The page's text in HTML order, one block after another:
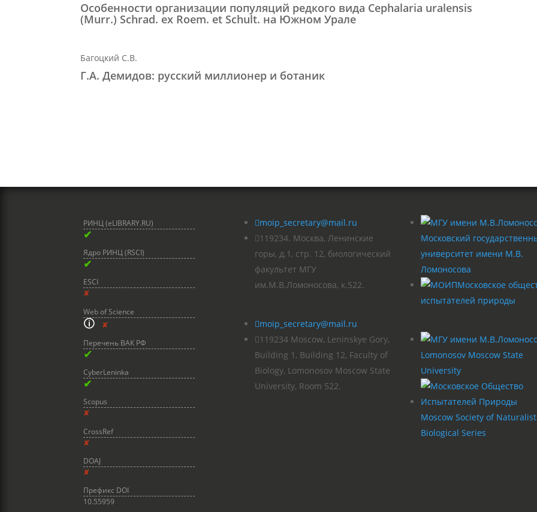
Особенности организации популяций редкого вида Cephalaria uralensis
(Murr.) Schrad. ex Roem. et Schult. на Южном Урале
Багоцкий С.В.
Г.А. Демидов: русский миллионер и ботаник
РИНЦ (eLIBRARY.RU)
✔
Ядро РИНЦ (RSCI)
✔
ESCI
✘
Web of Science
🛈 ✘
Перечень ВАК РФ
✔
CyberLeninka
✔
Scopus
✘
CrossRef
✘
DOAJ
✘
Префикс DOI
10.55959
moip_secretary@mail.ru
119234. Москва, Ленинские
горы, д.1, стр. 12, биологический
факультет МГУ
им.М.В.Ломоносова, к.522.
moip_secretary@mail.ru
119234 Moscow, Leninskye Gory,
Building 1, Building 12, Faculty of
Biology, Lomonosov Moscow State
University, Room 522.
Московский
университет имени М.В.
Ломоносова
Московское
испытателей природы
Lomonosov Moscow State
University
Moscow Society of
Biological Series